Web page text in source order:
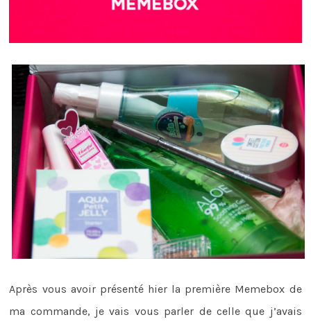
Après vous avoir présenté hier la première Memebox de
ma commande, je vais vous parler de celle que j’avais